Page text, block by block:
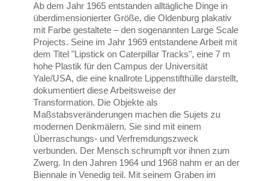
Ab dem Jahr 1965 entstanden alltägliche Dinge in
überdimensionierter Größe, die Oldenburg plakativ
mit Farbe gestaltete – den sogenannten Large Scale
Projects. Seine im Jahr 1969 entstandene Arbeit mit
dem Titel "Lipstick on Caterpillar Tracks", eine 7 m
hohe Plastik für den Campus der Universität
Yale/USA, die eine knallrote Lippenstifthülle darstellt,
dokumentiert diese Arbeitsweise der
Transformation. Die Objekte als
Maßstabsveränderungen machen die Sujets zu
modernen Denkmälern. Sie sind mit einem
Überraschungs- und Verfremdungszweck
verbunden. Der Mensch schrumpft vor ihnen zum
Zwerg. In den Jahren 1964 und 1968 nahm er an der
Biennale in Venedig teil. Mit seinem Graben im